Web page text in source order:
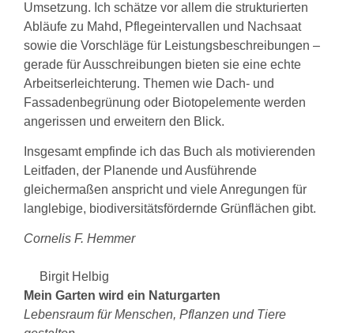
Umsetzung. Ich schätze vor allem die strukturierten
Abläufe zu Mahd, Pflegeintervallen und Nachsaat
sowie die Vorschläge für Leistungsbeschreibungen –
gerade für Ausschreibungen bieten sie eine echte
Arbeitserleichterung. Themen wie Dach- und
Fassadenbegrünung oder Biotopelemente werden
angerissen und erweitern den Blick.
Insgesamt empfinde ich das Buch als motivierenden
Leitfaden, der Planende und Ausführende
gleichermaßen anspricht und viele Anregungen für
langlebige, biodiversitätsfördernde Grünflächen gibt.
Cornelis F. Hemmer
Birgit Helbig
Mein Garten wird ein Naturgarten
Lebensraum für Menschen, Pflanzen und Tiere